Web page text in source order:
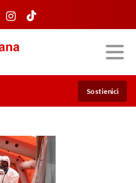
Sostienici